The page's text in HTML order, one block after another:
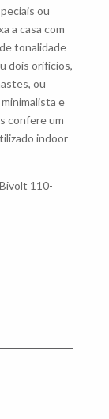
ou
a casa com
tonalidade
dois orifícios,
ou
e
confere um
indoor
110-